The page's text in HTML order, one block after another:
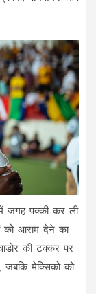
जगह पक्की कर ली
को आराम देने का
की टक्कर पर
जबकि मेक्सिको को